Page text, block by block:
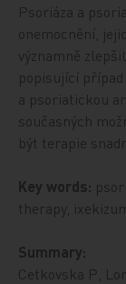
Psoriáza a
onemocnění,
významně
popisující případ
a psoriatickou
současných
být terapie
Key words:
therapy,
Summary:
Cetkovska P,